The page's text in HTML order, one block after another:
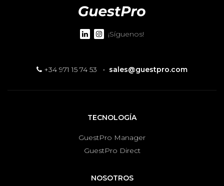
¡Síguenos!
+34 971 15 74 53 · sales@guestpro.com
TECNOLOGÍA
GuestPro Manager
GuestPro Direct
NOSOTROS